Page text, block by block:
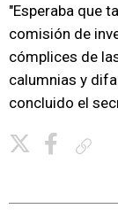
"Esperaba que
comisión de
cómplices de
calumnias y
concluido el